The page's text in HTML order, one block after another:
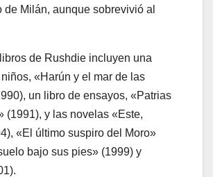
de Milán, aunque sobrevivió al
de Rushdie incluyen una
«Harún y el mar de las
un libro de ensayos, «Patrias
(1991), y las novelas «Este,
«El último suspiro del Moro»
bajo sus pies» (1999) y